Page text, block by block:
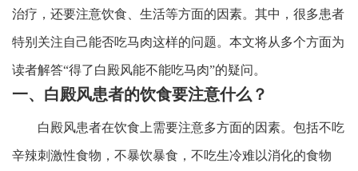
治疗，还要注意饮食、生活等方面的因素。其中，很多患者
特别关注自己能否吃马肉这样的问题。本文将从多个方面为
读者解答“得了白殿风能不能吃马肉”的疑问。
一、白殿风患者的饮食要注意什么？
白殿风患者在饮食上需要注意多方面的因素。包括不吃
辛辣刺激性食物，不暴饮暴食，不吃生冷难以消化的食物